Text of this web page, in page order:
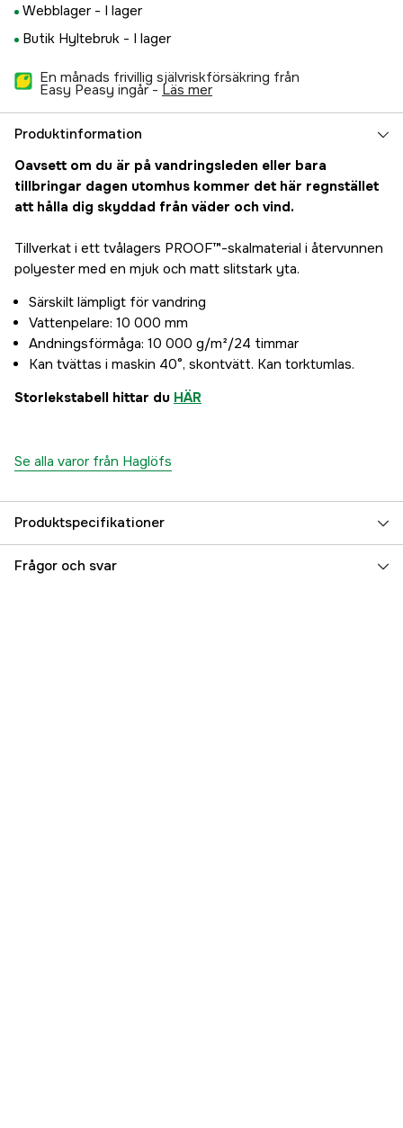
Webblager - I lager
Butik Hyltebruk - I lager
En månads frivillig självriskförsäkring från
Easy Peasy ingår - läs mer
Produktinformation
Oavsett om du är på vandringsleden eller bara
tillbringar dagen utomhus kommer det här regnstället
att hålla dig skyddad från väder och vind.
Tillverkat i ett tvålagers PROOF™-skalmaterial i återvunnen
polyester med en mjuk och matt slitstark yta.
Särskilt lämpligt för vandring
Vattenpelare: 10 000 mm
Andningsförmåga: 10 000 g/m²/24 timmar
Kan tvättas i maskin 40°, skontvätt. Kan torktumlas.
Storlekstabell hittar du HÄR
Se alla varor från Haglöfs
Produktspecifikationer
Color True Black
Frågor och svar